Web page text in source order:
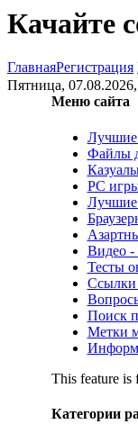
Качайте
ГлавнаяРегистрация
Пятница,
Меню сайта
Лучшие
Файлы
PC
Лучшие
Видео -
Тесты
Ссылки
Поиск
Метки
This feature is
Категории